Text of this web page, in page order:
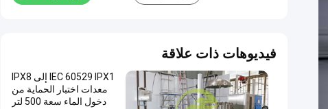
فيديوهات ذات علاقة
IEC 60529 IPX1 إلى IPX8
معدات اختبار الحماية من
دخول الماء سعة 500 لتر